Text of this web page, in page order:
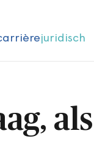
juridisch